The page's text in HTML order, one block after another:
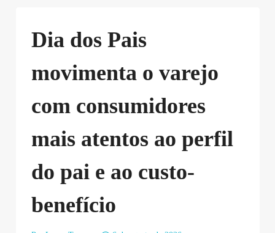
Dia dos Pais
movimenta o varejo
com consumidores
mais atentos ao perfil
do pai e ao custo-
benefício